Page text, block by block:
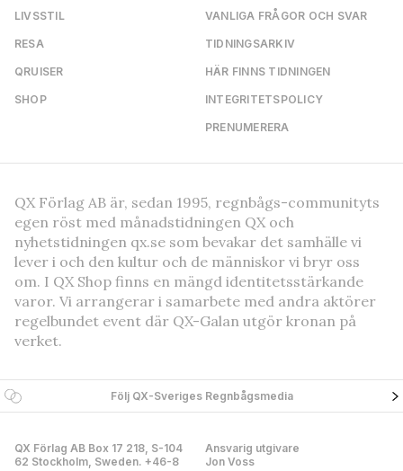
LIVSSTIL
RESA
QRUISER
SHOP
VANLIGA FRÅGOR OCH SVAR
TIDNINGSARKIV
HÄR FINNS TIDNINGEN
INTEGRITETSPOLICY
PRENUMERERA
QX Förlag AB är, sedan 1995, regnbågs-communityts
egen röst med månadstidningen QX och
nyhetstidningen qx.se som bevakar det samhälle vi
lever i och den kultur och de människor vi bryr oss
om. I QX Shop finns en mängd identitetsstärkande
varor. Vi arrangerar i samarbete med andra aktörer
regelbundet event där QX-Galan utgör kronan på
verket.
Följ QX-Sveriges Regnbågsmedia
QX Förlag AB Box 17 218, S-104
62 Stockholm, Sweden. +46-8
Ansvarig utgivare
Jon Voss